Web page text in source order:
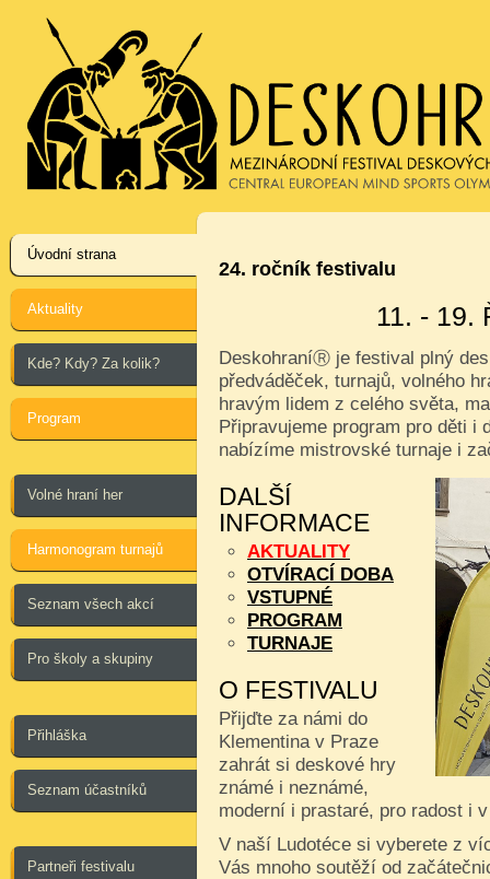
Úvodní strana
Aktuality
Kde? Kdy? Za kolik?
Program
Volné hraní her
Harmonogram turnajů
Seznam všech akcí
Pro školy a skupiny
Přihláška
Seznam účastníků
Partneři festivalu
24. ročník festivalu
11. - 19.
DeskohraníⓇ je festival plný
předváděček, turnajů, volného
hravým lidem z celého světa,
Připravujeme program pro děti i
nabízíme mistrovské turnaje i
DALŠÍ
INFORMACE
AKTUALITY
OTVÍRACÍ DOBA
VSTUPNÉ
PROGRAM
TURNAJE
O FESTIVALU
Přijďte za námi do
Klementina v Praze
zahrát si deskové hry
známé i neznámé,
moderní i prastaré, pro radost i
V naší Ludotéce si vyberete z
Vás mnoho soutěží od